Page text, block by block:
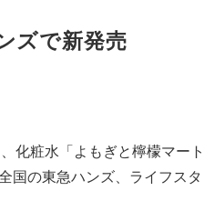
ズで新発売
化粧水「よもぎと檸檬マート
国の東急ハンズ、ライフスタ